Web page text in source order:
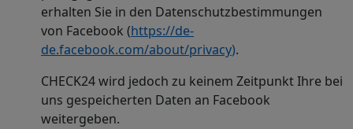
erhalten Sie in den Datenschutzbestimmungen
von Facebook (https://de-
de.facebook.com/about/privacy).
CHECK24 wird jedoch zu keinem Zeitpunkt Ihre bei
uns gespeicherten Daten an Facebook
weitergeben.